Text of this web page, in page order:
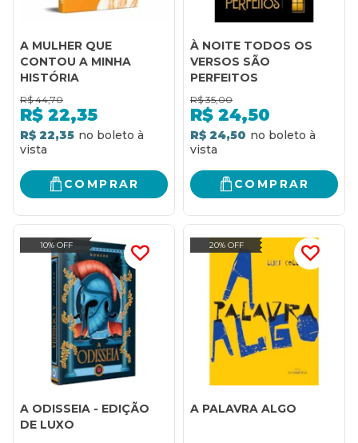
A MULHER QUE
CONTOU A MINHA
HISTÓRIA
R$ 44,70
R$ 22,35
R$ 22,35
COMPRAR
À NOITE TODOS OS
VERSOS SÃO
PERFEITOS
R$ 35,00
R$ 24,50
R$ 24,50
COMPRAR
10% OFF
A ODISSEIA - EDIÇÃO
DE LUXO
20% OFF
A PALAVRA ALGO